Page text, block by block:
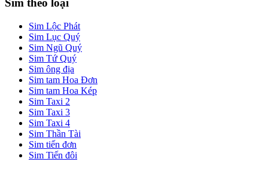
Sim theo loại
Sim Lộc Phát
Sim Lục Quý
Sim Ngũ Quý
Sim Tứ Quý
Sim ông địa
Sim tam Hoa Đơn
Sim tam Hoa Kép
Sim Taxi 2
Sim Taxi 3
Sim Taxi 4
Sim Thần Tài
Sim tiến đơn
Sim Tiến đôi